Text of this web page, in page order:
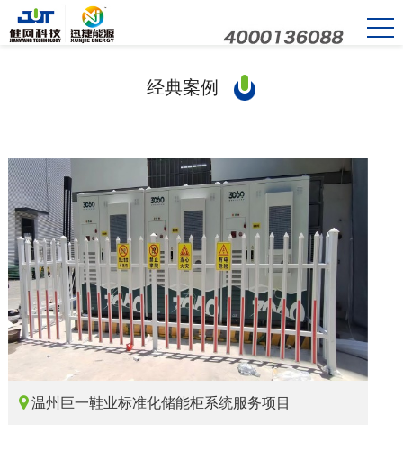
经典案例
温州巨一鞋业标准化储能柜系统服务项目